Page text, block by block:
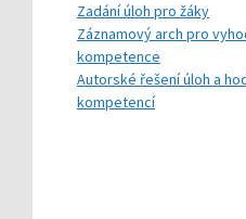
Zadání úloh pro žáky
Záznamový arch pro
kompetence
Autorské řešení úloh a
kompetencí